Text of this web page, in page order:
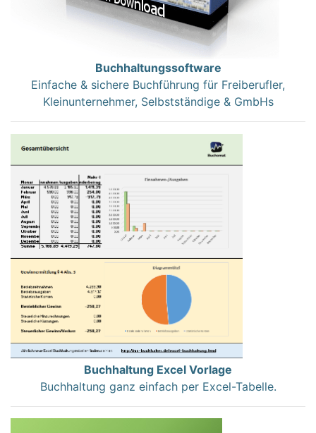
Buchhaltungssoftware
Einfache & sichere Buchführung für Freiberufler,
Kleinunternehmer, Selbstständige & GmbHs
Buchhaltung Excel Vorlage
Buchhaltung ganz einfach per Excel-Tabelle.